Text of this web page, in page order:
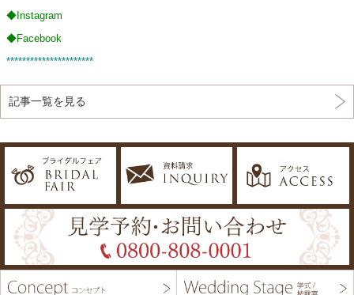
◆ Instagram
◆Facebook
**********************
記事一覧を見る